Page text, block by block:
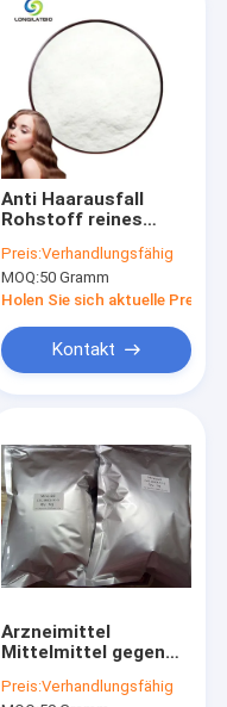
Anti Haarausfall
Rohstoff reines
Minoxidil mit
schneller Lieferung
CAS 38304-91-5
Preis:Verhandlungsfähig
MOQ:50 Gramm
Holen Sie sich aktuelle Preis
Kontakt
Arzneimittel
Mittelmittel gegen
Pulver Haarausfall
Preis:Verhandlungsfähig